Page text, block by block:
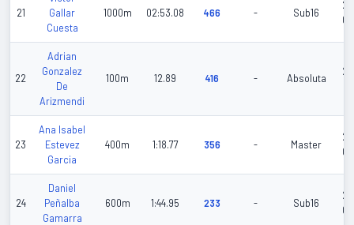
21
Gallar
Cuesta
1000m 02:53.08 466 - Sub16
22
Adrian
Gonzalez
De
Arizmendi
100m 12.89 416 - Absoluta
23
Ana Isabel
Estevez
Garcia
400m 1:18.77 356 - Master
24
Daniel
Peñalba
Gamarra
600m 1:44.95 233 - Sub16